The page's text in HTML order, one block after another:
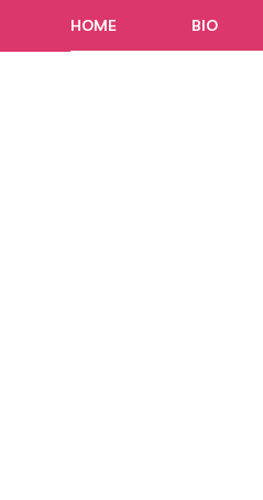
HOME BIO